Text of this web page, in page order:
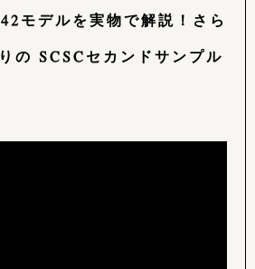
モデルを実物で解説！さら
の SCSCセカンドサンプル